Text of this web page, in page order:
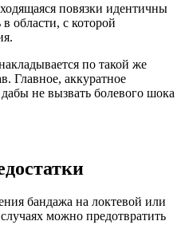
повязки идентичны
области, с которой
по такой же
Главное, аккуратное
не вызвать болевого шока
бандажа на локтевой или
можно предотвратить